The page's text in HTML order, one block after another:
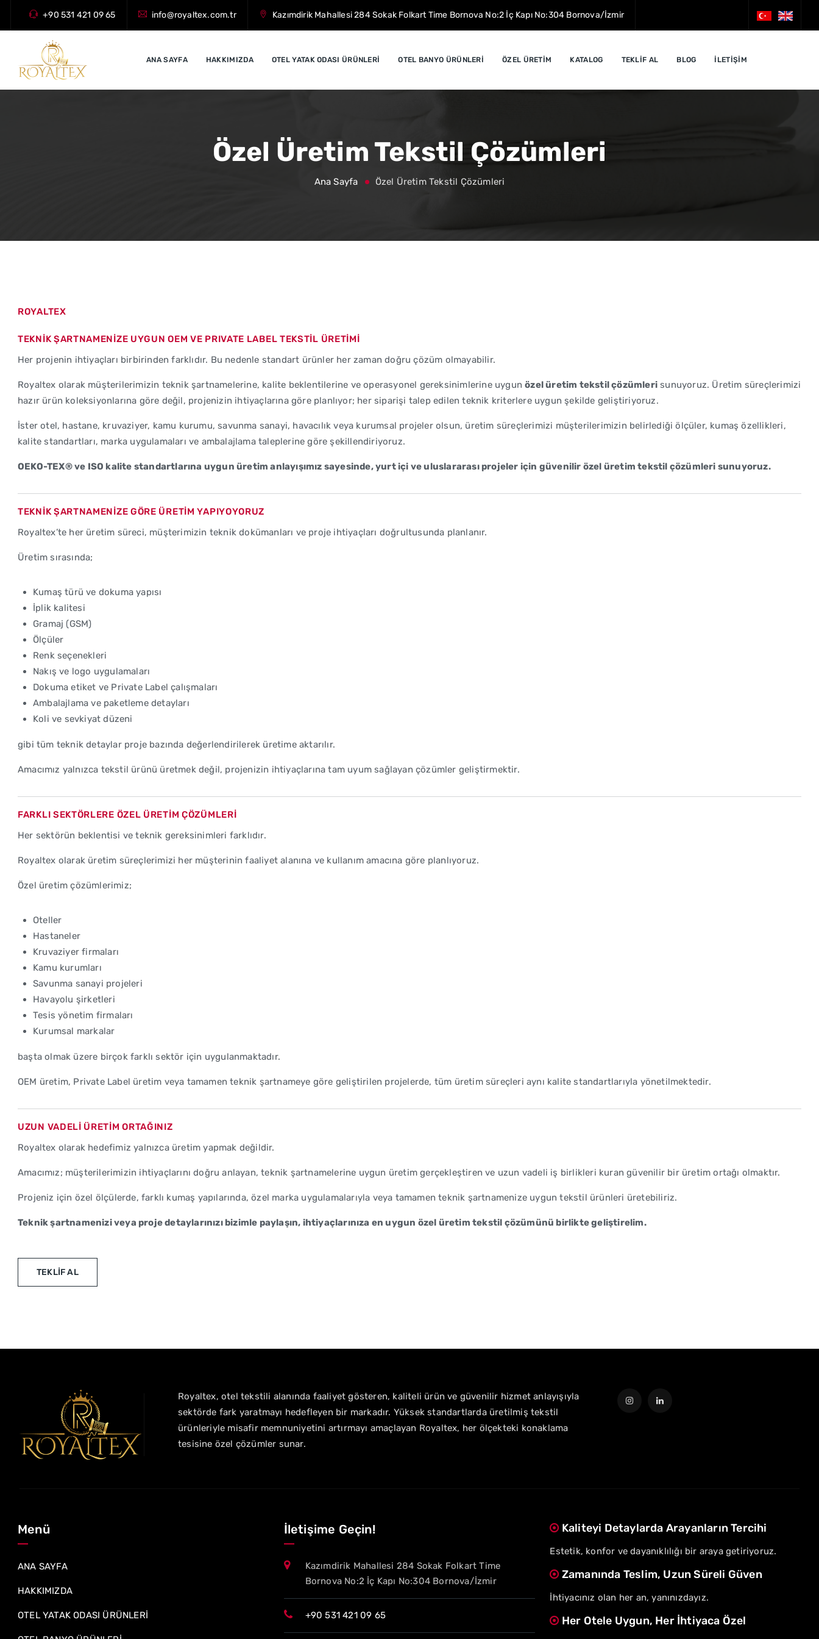
+90 531 421 09 65 info@royaltex.com.tr Kazımdirik Mahallesi 284 Sokak Folkart Time Bornova No:2 İç Kapı No:304 Bornova/İzmir
ANA SAYFA HAKKIMIZDA OTEL YATAK ODASI ÜRÜNLERİ OTEL BANYO ÜRÜNLERİ ÖZEL ÜRETİM KATALOG TEKLİF AL BLOG İLETİŞİM
Özel Üretim Tekstil Çözümleri
Ana Sayfa Özel Üretim Tekstil Çözümleri
ROYALTEX
TEKNİK ŞARTNAMENİZE UYGUN OEM VE PRIVATE LABEL TEKSTİL ÜRETİMİ
Her projenin ihtiyaçları birbirinden farklıdır. Bu nedenle standart ürünler her zaman doğru çözüm olmayabilir.
Royaltex olarak müşterilerimizin teknik şartnamelerine, kalite beklentilerine ve operasyonel gereksinimlerine uygunözel üretim tekstil çözümleri sunuyoruz. Üretim süreçlerimizi
hazır ürün koleksiyonlarına göre değil, projenizin ihtiyaçlarına göre planlıyor; her siparişi talep edilen teknik kriterlere uygun şekilde geliştiriyoruz.
İster otel, hastane, kruvaziyer, kamu kurumu, savunma sanayi, havacılık veya kurumsal projeler olsun, üretim süreçlerimizi müşterilerimizin belirlediği ölçüler, kumaş özellikleri,
kalite standartları, marka uygulamaları ve ambalajlama taleplerine göre şekillendiriyoruz.
OEKO-TEX® ve ISO kalite standartlarına uygun üretim anlayışımız sayesinde, yurt içi ve uluslararası projeler için güvenilir özel üretim tekstil çözümleri sunuyoruz.
TEKNİK ŞARTNAMENİZE GÖRE ÜRETİM YAPIYOYORUZ
Royaltex’te her üretim süreci, müşterimizin teknik dokümanları ve proje ihtiyaçları doğrultusunda planlanır.
Üretim sırasında;
Kumaş türü ve dokuma yapısı
İplik kalitesi
Gramaj (GSM)
Ölçüler
Renk seçenekleri
Nakış ve logo uygulamaları
Dokuma etiket ve Private Label çalışmaları
Ambalajlama ve paketleme detayları
Koli ve sevkiyat düzeni
gibi tüm teknik detaylar proje bazında değerlendirilerek üretime aktarılır.
Amacımız yalnızca tekstil ürünü üretmek değil, projenizin ihtiyaçlarına tam uyum sağlayan çözümler geliştirmektir.
FARKLI SEKTÖRLERE ÖZEL ÜRETİM ÇÖZÜMLERİ
Her sektörün beklentisi ve teknik gereksinimleri farklıdır.
Royaltex olarak üretim süreçlerimizi her müşterinin faaliyet alanına ve kullanım amacına göre planlıyoruz.
Özel üretim çözümlerimiz;
Oteller
Hastaneler
Kruvaziyer firmaları
Kamu kurumları
Savunma sanayi projeleri
Havayolu şirketleri
Tesis yönetim firmaları
Kurumsal markalar
başta olmak üzere birçok farklı sektör için uygulanmaktadır.
OEM üretim, Private Label üretim veya tamamen teknik şartnameye göre geliştirilen projelerde, tüm üretim süreçleri aynı kalite standartlarıyla yönetilmektedir.
UZUN VADELİ ÜRETİM ORTAĞINIZ
Royaltex olarak hedefimiz yalnızca üretim yapmak değildir.
Amacımız; müşterilerimizin ihtiyaçlarını doğru anlayan, teknik şartnamelerine uygun üretim gerçekleştiren ve uzun vadeli iş birlikleri kuran güvenilir bir üretim ortağı olmaktır.
Projeniz için özel ölçülerde, farklı kumaş yapılarında, özel marka uygulamalarıyla veya tamamen teknik şartnamenize uygun tekstil ürünleri üretebiliriz.
Teknik şartnamenizi veya proje detaylarınızı bizimle paylaşın, ihtiyaçlarınıza en uygun özel üretim tekstil çözümünü birlikte geliştirelim.
TEKLİF AL
Royaltex, otel tekstili alanında faaliyet gösteren, kaliteli ürün ve güvenilir hizmet anlayışıyla
sektörde fark yaratmayı hedefleyen bir markadır. Yüksek standartlarda üretilmiş tekstil
ürünleriyle misafir memnuniyetini artırmayı amaçlayan Royaltex, her ölçekteki konaklama
tesisine özel çözümler sunar.
Menü
ANA SAYFA
HAKKIMIZDA
OTEL YATAK ODASI ÜRÜNLERİ
İletişime Geçin!
Kazımdirik Mahallesi 284 Sokak Folkart Time
Bornova No:2 İç Kapı No:304 Bornova/İzmir
+90 531 421 09 65
Kaliteyi Detaylarda Arayanların Tercihi
Estetik, konfor ve dayanıklılığı bir araya getiriyoruz.
Zamanında Teslim, Uzun Süreli Güven
İhtiyacınız olan her an, yanınızdayız.
Her Otele Uygun, Her İhtiyaca Özel